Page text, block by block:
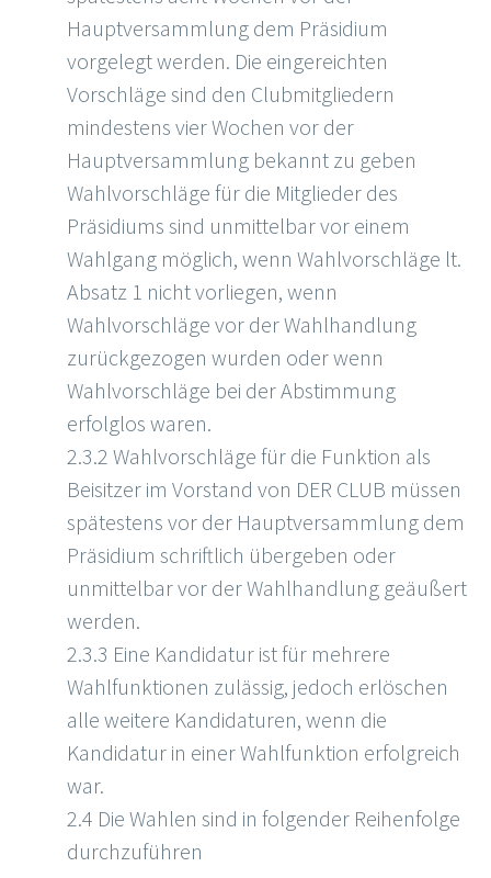
Hauptversammlung dem Präsidium
vorgelegt werden. Die eingereichten
Vorschläge sind den Clubmitgliedern
mindestens vier Wochen vor der
Hauptversammlung bekannt zu geben
Wahlvorschläge für die Mitglieder des
Präsidiums sind unmittelbar vor einem
Wahlgang möglich, wenn Wahlvorschläge lt.
Absatz 1 nicht vorliegen, wenn
Wahlvorschläge vor der Wahlhandlung
zurückgezogen wurden oder wenn
Wahlvorschläge bei der Abstimmung
erfolglos waren.
2.3.2 Wahlvorschläge für die Funktion als
Beisitzer im Vorstand von DER CLUB müssen
spätestens vor der Hauptversammlung dem
Präsidium schriftlich übergeben oder
unmittelbar vor der Wahlhandlung geäußert
werden.
2.3.3 Eine Kandidatur ist für mehrere
Wahlfunktionen zulässig, jedoch erlöschen
alle weitere Kandidaturen, wenn die
Kandidatur in einer Wahlfunktion erfolgreich
war.
2.4 Die Wahlen sind in folgender Reihenfolge
durchzuführen